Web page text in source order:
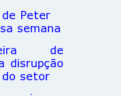
de Peter
semana
de
disrupção
setor